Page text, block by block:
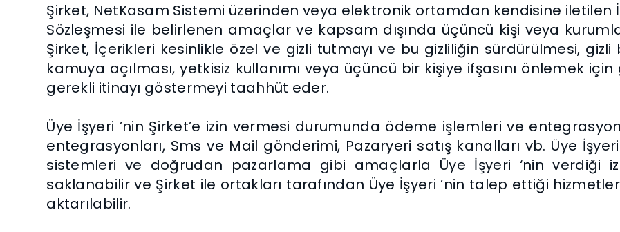
Şirket, NetKasam Sistemi üzerinden veya elektronik ortamdan kendisine iletilen
Sözleşmesi ile belirlenen amaçlar ve kapsam dışında üçüncü kişi veya
Şirket, İçerikleri kesinlikle özel ve gizli tutmayı ve bu gizliliğin sürdürülmesi, gizli
kamuya açılması, yetkisiz kullanımı veya üçüncü bir kişiye ifşasını önlemek
gerekli itinayı göstermeyi taahhüt eder.
Üye İşyeri ’nin Şirket’e izin vermesi durumunda ödeme işlemleri ve
entegrasyonları, Sms ve Mail gönderimi, Pazaryeri satış kanalları vb. Üye
sistemleri ve doğrudan pazarlama gibi amaçlarla Üye İşyeri ‘nin verdiği
saklanabilir ve Şirket ile ortakları tarafından Üye İşyeri ’nin talep ettiği
aktarılabilir.